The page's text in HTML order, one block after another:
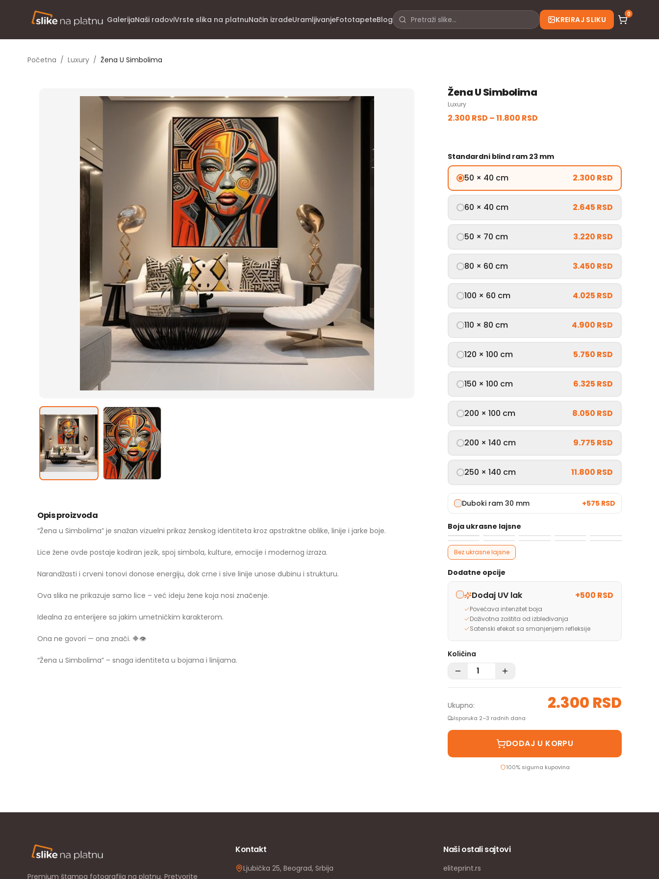
GalerijaNaši radoviVrste slika na platnuNačin izradeUramljivanjeFototapeteBlog KREIRAJ SLIKU
0
Početna / Luxury / Žena U Simbolima
Opis proizvoda
“Žena u Simbolima” je snažan vizuelni prikaz ženskog identiteta kroz apstraktne oblike, linije i jarke boje.
Lice žene ovde postaje kodiran jezik, spoj simbola, kulture, emocije i modernog izraza.
Narandžasti i crveni tonovi donose energiju, dok crne i sive linije unose dubinu i strukturu.
Ova slika ne prikazuje samo lice – već ideju žene koja nosi značenje.
Idealna za enterijere sa jakim umetničkim karakterom.
Ona ne govori — ona znači. 🔶👁
“Žena u Simbolima” – snaga identiteta u bojama i linijama.
Žena U Simbolima
Luxury
2.300 RSD –11.800 RSD
Standardni blind ram 23 mm
50 × 40 cm 2.300 RSD
60 × 40 cm 2.645 RSD
50 × 70 cm 3.220 RSD
80 × 60 cm 3.450 RSD
100 × 60 cm 4.025 RSD
110 × 80 cm 4.900 RSD
120 × 100 cm 5.750 RSD
150 × 100 cm 6.325 RSD
200 × 100 cm 8.050 RSD
200 × 140 cm 9.775 RSD
250 × 140 cm 11.800 RSD
Duboki ram 30 mm +575 RSD
Boja ukrasne lajsne
Bez ukrasne lajsne
Dodatne opcije
Dodaj UV lak +500 RSD
Povećava intenzitet boja
Doživotna zaštita od izbleđivanja
Satenski efekat sa smanjenjem refleksije
Količina
Ukupno: 2.300 RSD
Isporuka 2–3 radnih dana
DODAJ U KORPU
100% sigurna kupovina
Premium štampa fotografija na platnu. Pretvorite
Kontakt
Ljubička 25, Beograd, Srbija
Naši ostali sajtovi
eliteprint.rs